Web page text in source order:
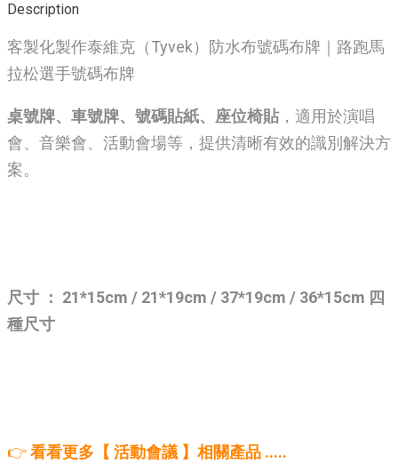
Description
客製化製作泰維克（Tyvek）防水布號碼布牌｜路跑馬
拉松選手號碼布牌
桌號牌、車號牌、號碼貼紙、座位椅貼，適用於演唱
會、音樂會、活動會場等，提供清晰有效的識別解決方
案。
尺寸 ： 21*15cm / 21*19cm / 37*19cm / 36*15cm 四
種尺寸
👉看看更多【 活動會議 】相關產品 .....